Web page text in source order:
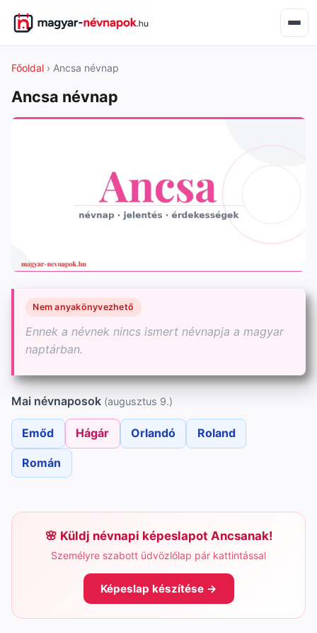
Főoldal › Ancsa névnap
Ancsa névnap
Nem anyakönyvezhető
Ennek a névnek nincs ismert névnapja a magyar
naptárban.
Mai névnaposok (augusztus 9.)
Emőd Hágár Orlandó Roland
Román
Küldj névnapi képeslapot Ancsanak!
Személyre szabott üdvözlőlap pár kattintással
Képeslap készítése →